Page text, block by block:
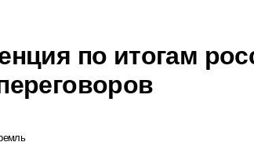
по итогам